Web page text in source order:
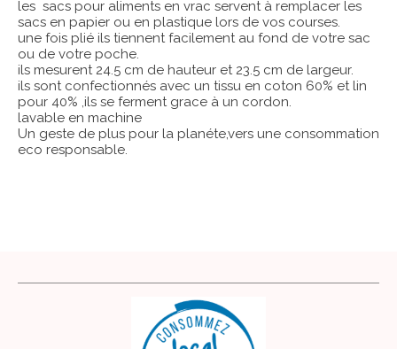
les sacs pour aliments en vrac servent à remplacer les
sacs en papier ou en plastique lors de vos courses.
une fois plié ils tiennent facilement au fond de votre sac
ou de votre poche.
ils mesurent 24.5 cm de hauteur et 23.5 cm de largeur.
ils sont confectionnés avec un tissu en coton 60% et lin
pour 40% ,ils se ferment grace à un cordon.
lavable en machine
Un geste de plus pour la planéte,vers une consommation
eco responsable.